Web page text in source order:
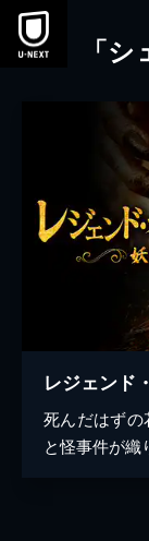
本文へスキップ
「
レジェンド
死んだはず
と怪事件が織